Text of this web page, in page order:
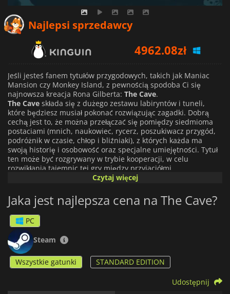
Najlepsi sprzedawcy
5395.53zł
53.99zł
Jeśli jesteś fanem tytułów przygodowych, takich jak Maniac
Mansion czy Monkey Island, z pewnością spodoba Ci się
najnowsza kreacja Rona Gilberta: The Cave.
The Cave składa się z dużego zestawu labiryntów i tuneli,
które będziesz musiał pokonać rozwiązując zagadki. Dobrą
cechą jest to, że można przełączać się pomiędzy siedmioma
postaciami (mnich, naukowiec, rycerz, poszukiwacz przygód,
podróżnik w czasie, chłop i bliźniaki), z których każda ma
swoją historię i osobowość oraz specjalne umiejętności. Tytuł
ten może być rozgrywany w trybie kooperacji, w celu
rozwikłania tajemnic tej gry między przyjaciółmi.
Czytaj więcej
Jaka jest najlepsza cena na The Cave?
PC
Steam
Wszystkie gatunki STANDARD EDITION
Udostępnij